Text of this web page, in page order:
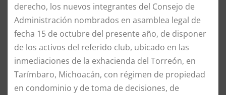
derecho, los nuevos integrantes del Consejo de
Administración nombrados en asamblea legal de
fecha 15 de octubre del presente año, de disponer
de los activos del referido club, ubicado en las
inmediaciones de la exhacienda del Torreón, en
Tarímbaro, Michoacán, con régimen de propiedad
en condominio y de toma de decisiones, de